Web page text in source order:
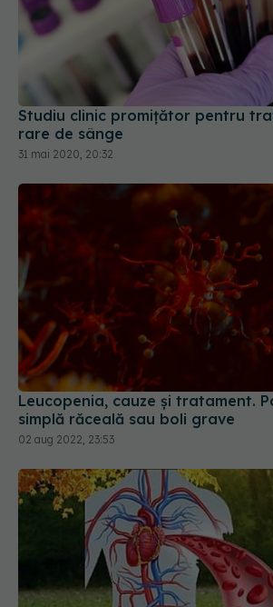
Studiu clinic promițător pentru
rare de sânge
31 mai 2020, 20:32
Leucopenia, cauze și tratament.
simplă răceală sau boli grave
02 aug 2022, 23:53